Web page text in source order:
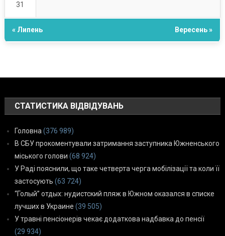
31
« Липень Вересень »
СТАТИСТИКА ВІДВІДУВАНЬ
Головна (376 989)
В СБУ прокоментували затримання заступника Южненського
міського голови (68 924)
У Раді пояснили, що таке четверта черга мобілізації та коли її
застосують (63 724)
“Голый” отдых: нудистский пляж в Южном оказался в списке
лучших в Украине (39 505)
У травні пенсіонерів чекає додаткова надбавка до пенсії
(29 934)